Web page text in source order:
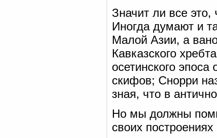
Значит ли все это,
Иногда думают и
Малой Азии, а
Кавказского
осетинского
скифов; Снорри
зная, что в
Но мы должны
своих